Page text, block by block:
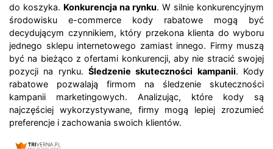
do koszyka. Konkurencja na rynku. W silnie konkurencyjnym
środowisku e-commerce kody rabatowe mogą być
decydującym czynnikiem, który przekona klienta do wyboru
jednego sklepu internetowego zamiast innego. Firmy muszą
być na bieżąco z ofertami konkurencji, aby nie stracić swojej
pozycji na rynku. Śledzenie skuteczności kampanii. Kody
rabatowe pozwalają firmom na śledzenie skuteczności
kampanii marketingowych. Analizując, które kody są
najczęściej wykorzystywane, firmy mogą lepiej zrozumieć
preferencje i zachowania swoich klientów.